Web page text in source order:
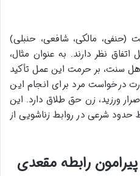
(حنفی، مالکی، شافعی، حنبلی)
نظر دارند. به عنوان مثال،
سنت، بر حرمت این عمل تأکید
درخواست مرد برای انجام این
ورزید، زن حق طلاق دارد. این
شرعی در روابط زناشویی از
رابطه مقعدی